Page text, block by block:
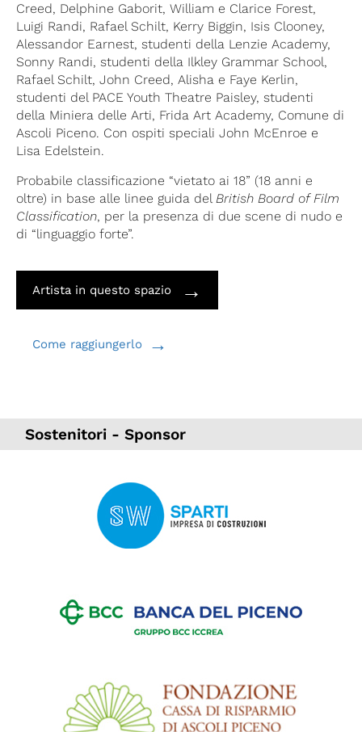
Creed, Delphine Gaborit, William e Clarice Forest,
Luigi Randi, Rafael Schilt, Kerry Biggin, Isis Clooney,
Alessandor Earnest, studenti della Lenzie Academy,
Sonny Randi, studenti della Ilkley Grammar School,
Rafael Schilt, John Creed, Alisha e Faye Kerlin,
studenti del PACE Youth Theatre Paisley, studenti
della Miniera delle Arti, Frida Art Academy, Comune di
Ascoli Piceno. Con ospiti speciali John McEnroe e
Lisa Edelstein.
Probabile classificazione “vietato ai 18” (18 anni e
oltre) in base alle linee guida delBritish Board of Film
Classification, per la presenza di due scene di nudo e
di “linguaggio forte”.
Artista in questo spazio →
Come raggiungerlo →
Sostenitori - Sponsor